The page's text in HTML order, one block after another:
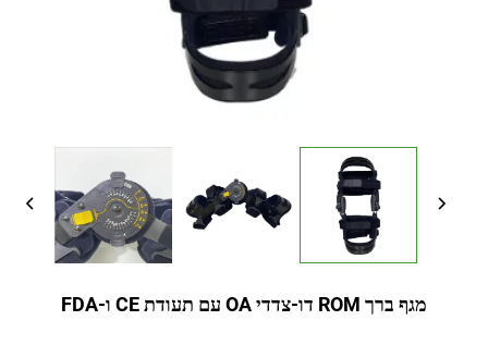
מגף ברך ROM דו-צדדי OA עם תעודת CE ו-FDA